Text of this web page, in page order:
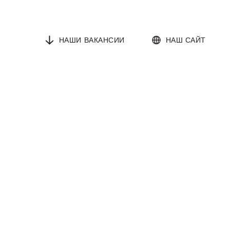
НАШИ ВАКАНСИИ НАШ САЙТ